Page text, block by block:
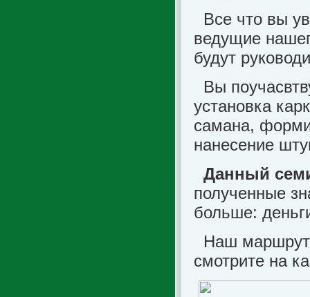
Все что вы
ведущие
будут
Вы
установка
самана,
нанесение
Данный
полученные
больше:
Наш маршрут
смотрите на